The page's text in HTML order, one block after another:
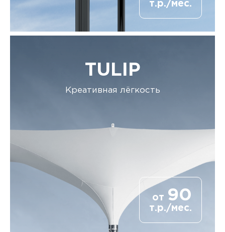
т.р./мес.
от 90
т.р./мес.
TULIP
Креативная лёгкость